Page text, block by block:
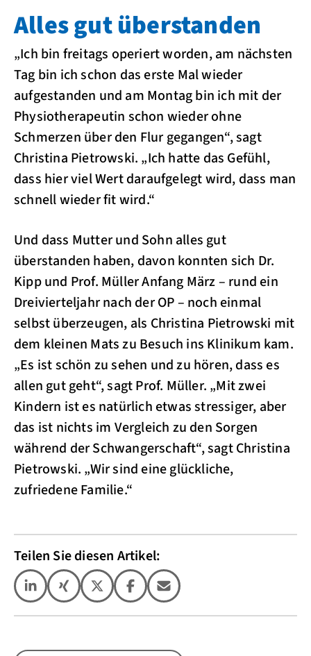
Alles gut überstanden
„Ich bin freitags operiert worden, am nächsten
Tag bin ich schon das erste Mal wieder
aufgestanden und am Montag bin ich mit der
Physiotherapeutin schon wieder ohne
Schmerzen über den Flur gegangen“, sagt
Christina Pietrowski. „Ich hatte das Gefühl,
dass hier viel Wert daraufgelegt wird, dass man
schnell wieder fit wird.“
Und dass Mutter und Sohn alles gut
überstanden haben, davon konnten sich Dr.
Kipp und Prof. Müller Anfang März – rund ein
Dreivierteljahr nach der OP – noch einmal
selbst überzeugen, als Christina Pietrowski mit
dem kleinen Mats zu Besuch ins Klinikum kam.
„Es ist schön zu sehen und zu hören, dass es
allen gut geht“, sagt Prof. Müller. „Mit zwei
Kindern ist es natürlich etwas stressiger, aber
das ist nichts im Vergleich zu den Sorgen
während der Schwangerschaft“, sagt Christina
Pietrowski. „Wir sind eine glückliche,
zufriedene Familie.“
Teilen Sie diesen Artikel: